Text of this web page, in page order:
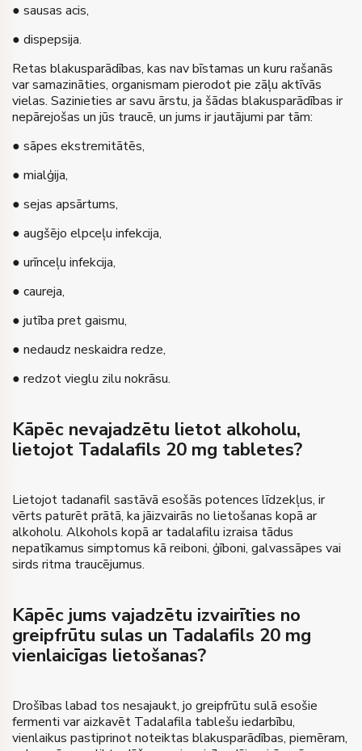
● sausas acis,
● dispepsija.
Retas blakusparādības, kas nav bīstamas un kuru rašanās
var samazināties, organismam pierodot pie zāļu aktīvās
vielas. Sazinieties ar savu ārstu, ja šādas blakusparādības ir
nepārejošas un jūs traucē, un jums ir jautājumi par tām:
● sāpes ekstremitātēs,
● mialģija,
● sejas apsārtums,
● augšējo elpceļu infekcija,
● urīnceļu infekcija,
● caureja,
● jutība pret gaismu,
● nedaudz neskaidra redze,
● redzot vieglu zilu nokrāsu.
Kāpēc nevajadzētu lietot alkoholu,
lietojot Tadalafils 20 mg tabletes?
Lietojot tadanafil sastāvā esošās potences līdzekļus, ir
vērts paturēt prātā, ka jāizvairās no lietošanas kopā ar
alkoholu. Alkohols kopā ar tadalafilu izraisa tādus
nepatīkamus simptomus kā reiboni, ģīboni, galvassāpes vai
sirds ritma traucējumus.
Kāpēc jums vajadzētu izvairīties no
greipfrūtu sulas un Tadalafils 20 mg
vienlaicīgas lietošanas?
Drošības labad tos nesajaukt, jo greipfrūtu sulā esošie
fermenti var aizkavēt Tadalafila tablešu iedarbību,
vienlaikus pastiprinot noteiktas blakusparādības, piemēram,